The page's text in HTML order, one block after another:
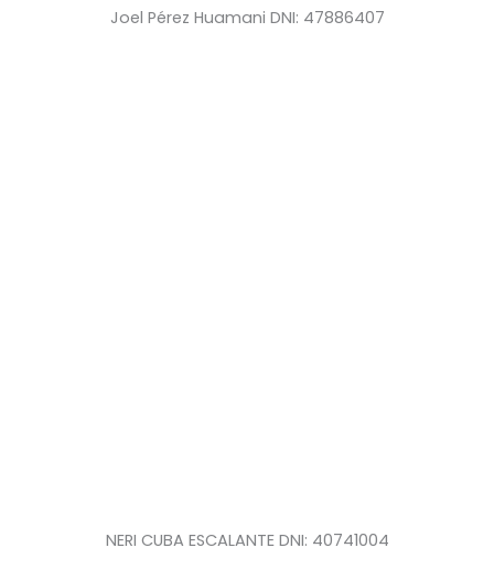
Joel Pérez Huamani DNI: 47886407
NERI CUBA ESCALANTE DNI: 40741004